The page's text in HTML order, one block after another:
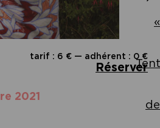
tarif : 6 € — adhérent : 0 €
Réserver
2021
«
de